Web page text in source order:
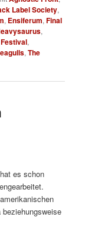
Label Society,
, Ensiferum,Final
,
,
,The
hat es schon
beziehungsweise